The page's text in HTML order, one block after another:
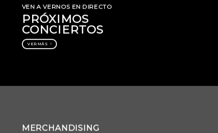
VEN A VERNOS EN DIRECTO
PRÓXIMOS
CONCIERTOS
VER MÁS
MERCHANDISING